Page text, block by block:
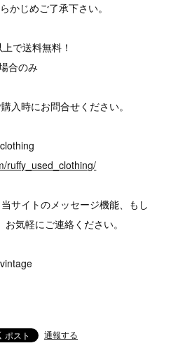
かじめご了承下さい。
で送料無料！
合のみ
入時にお問合せください。
ruffy_used_clothing/
サイトのメッセージ機能、もし
気軽にご連絡ください。
通報する